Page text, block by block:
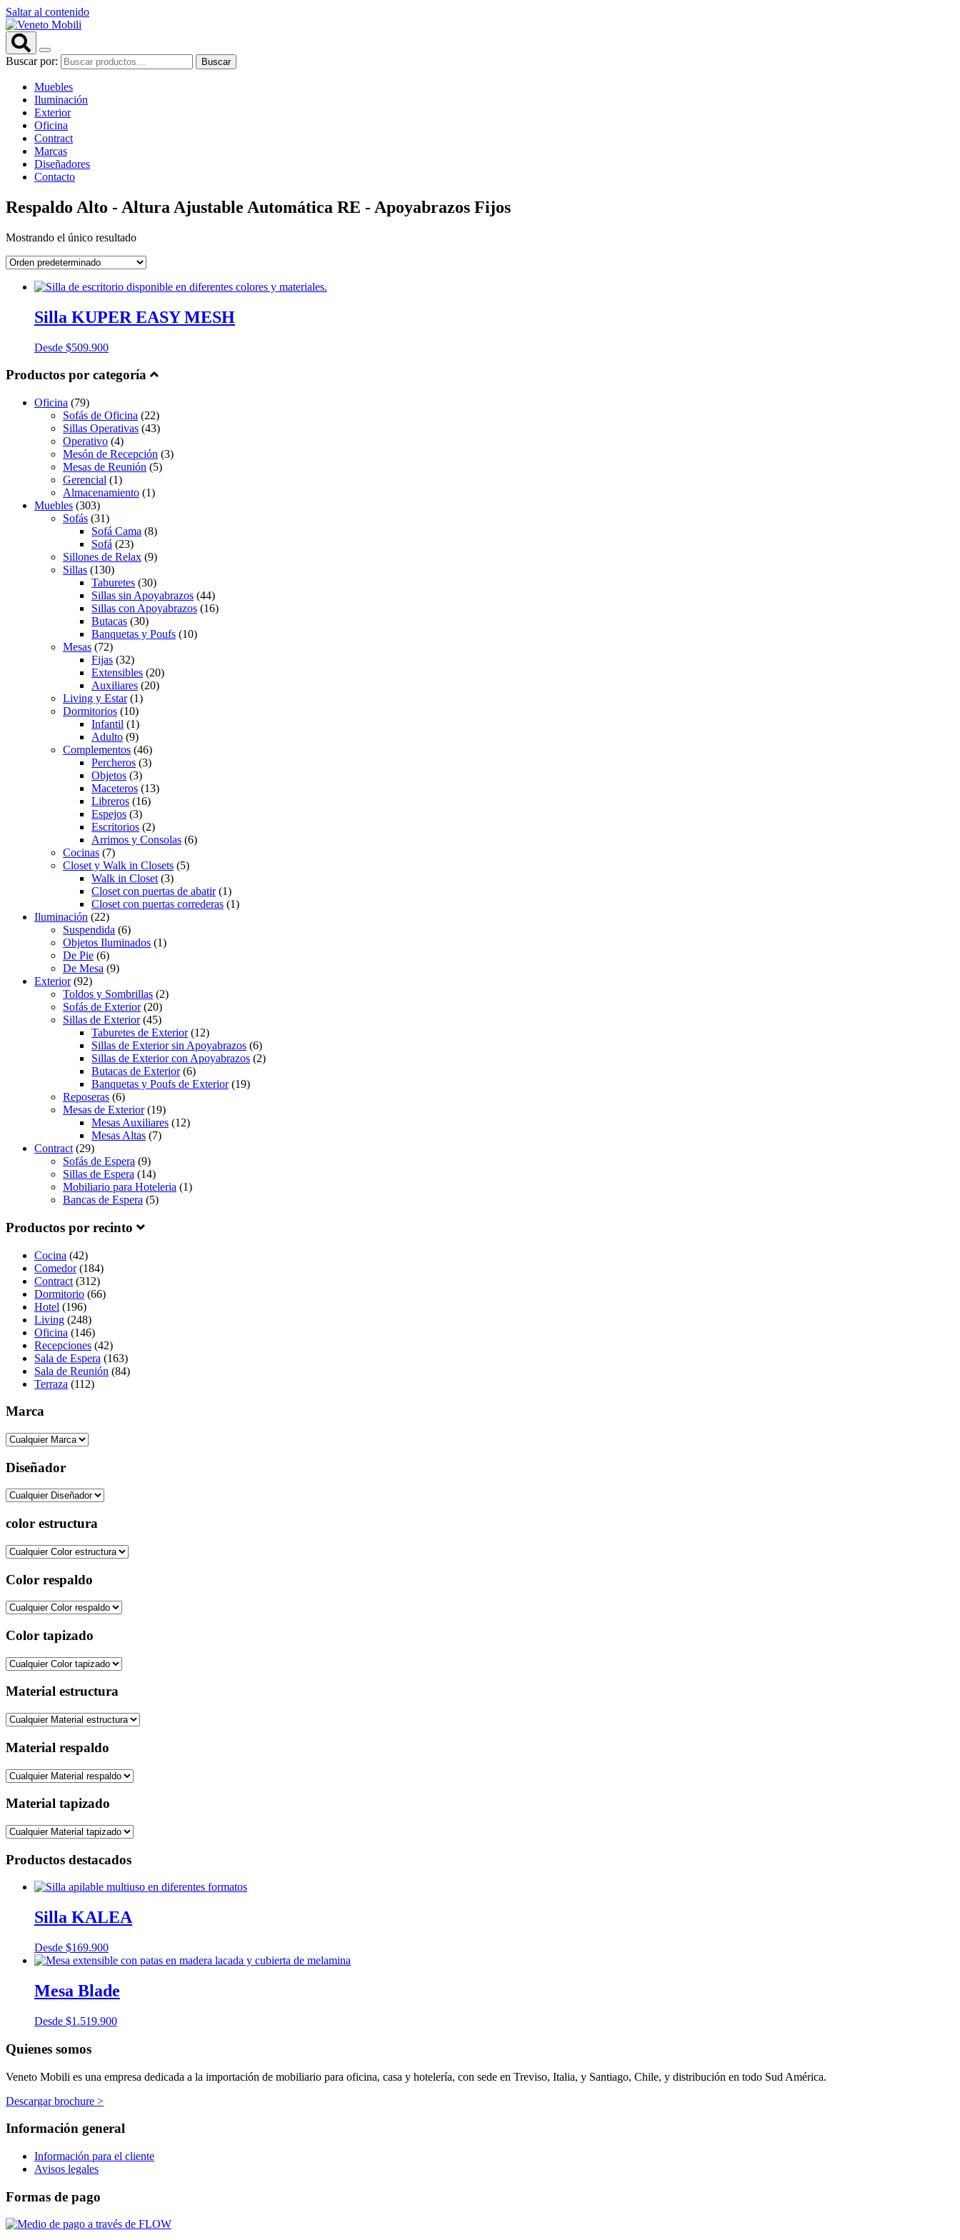
Saltar al contenido
Buscar por: Buscar
Muebles
Iluminación
Exterior
Oficina
Contract
Marcas
Diseñadores
Contacto
Respaldo Alto - Altura Ajustable Automática RE - Apoyabrazos Fijos
Mostrando el único resultado
Silla KUPER EASY MESH
Desde $509.900
Productos por categoría
Oficina (79)
Sofás de Oficina (22)
Sillas Operativas (43)
Operativo (4)
Mesón de Recepción (3)
Mesas de Reunión (5)
Gerencial (1)
Almacenamiento (1)
Muebles (303)
Sofás (31)
Sofá Cama (8)
Sofá (23)
Sillones de Relax (9)
Sillas (130)
Taburetes (30)
Sillas sin Apoyabrazos (44)
Sillas con Apoyabrazos (16)
Butacas (30)
Banquetas y Poufs (10)
Mesas (72)
Fijas (32)
Extensibles (20)
Auxiliares (20)
Living y Estar(1)
Dormitorios (10)
Infantil (1)
Adulto (9)
Complementos (46)
Percheros (3)
Objetos (3)
Maceteros (13)
Libreros (16)
Espejos (3)
Escritorios (2)
Arrimos y Consolas (6)
Cocinas (7)
Closet y Walk in Closets (5)
Walk in Closet (3)
Closet con puertas de abatir(1)
Closet con puertas correderas (1)
Iluminación (22)
Suspendida (6)
Objetos Iluminados (1)
De Pie (6)
De Mesa (9)
Exterior(92)
Toldos y Sombrillas (2)
Sofás de Exterior(20)
Sillas de Exterior(45)
Taburetes de Exterior(12)
Sillas de Exterior sin Apoyabrazos (6)
Sillas de Exterior con Apoyabrazos (2)
Butacas de Exterior(6)
Banquetas y Poufs de Exterior(19)
Reposeras (6)
Mesas de Exterior(19)
Mesas Auxiliares (12)
Mesas Altas (7)
Contract (29)
Sofás de Espera (9)
Sillas de Espera (14)
Mobiliario para Hoteleria (1)
Bancas de Espera (5)
Productos por recinto
Cocina (42)
Comedor(184)
Contract (312)
Dormitorio (66)
Hotel (196)
Living (248)
Oficina (146)
Recepciones (42)
Sala de Espera (163)
Sala de Reunión (84)
Terraza (112)
Marca
Diseñador
color estructura
Color respaldo
Color tapizado
Material estructura
Material respaldo
Material tapizado
Productos destacados
Silla KALEA
Desde $169.900
Mesa Blade
Desde $1.519.900
Quienes somos
Veneto Mobili es una empresa dedicada a la importación de mobiliario para oficina, casa y hotelería, con sede en Treviso, Italia, y Santiago, Chile, y distribución en todo Sud América.
Descargar brochure >
Información general
Información para el cliente
Avisos legales
Formas de pago